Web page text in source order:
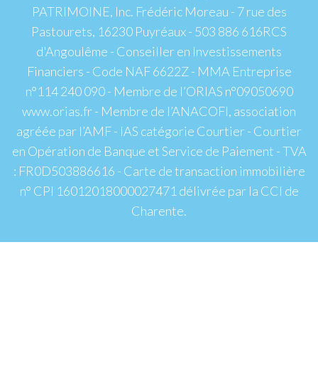
PATRIMOINE, Inc. Frédéric Moreau - 7 rue des
Pastourets, 16230 Puyréaux - 503 886 616RCS
d'Angoulême - Conseiller en Investissements
Financiers - Code NAF 6622Z - MMA Entreprise
n°114 240 090 - Membre de l’ORIAS n°09050690
www.orias.fr - Membre de l’ANACOFI, association
agréée par l’AMF - IAS catégorie Courtier - Courtier
en Opération de Banque et Service de Paiement - TVA
: FR0D503886616 - Carte de transaction immobilière
n° CPI 16012018000027471 délivrée par la CCI de
Charente.